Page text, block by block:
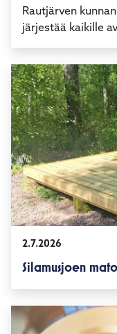
Kaikille avoin
2.7.2026